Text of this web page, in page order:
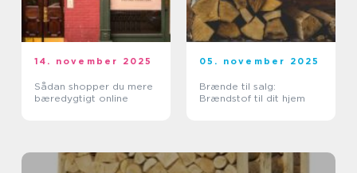
14. november 2025
Sådan shopper du mere
bæredygtigt online
05. november 2025
Brænde til salg:
Brændstof til dit hjem